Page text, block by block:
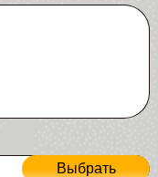
Выбрать